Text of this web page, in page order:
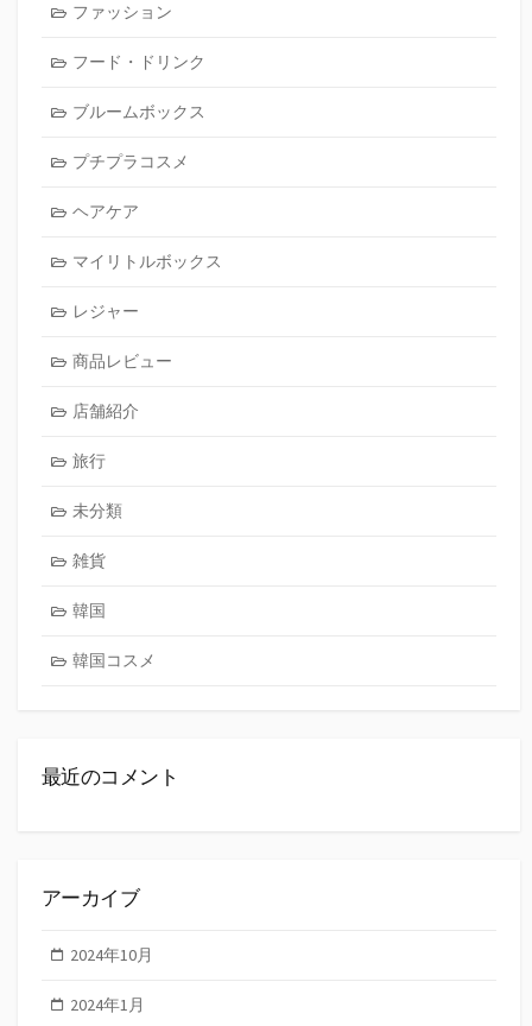
ファッション
フード・ドリンク
ブルームボックス
プチプラコスメ
ヘアケア
マイリトルボックス
レジャー
商品レビュー
店舗紹介
旅行
未分類
雑貨
韓国
韓国コスメ
最近のコメント
アーカイブ
2024年10月
2024年1月